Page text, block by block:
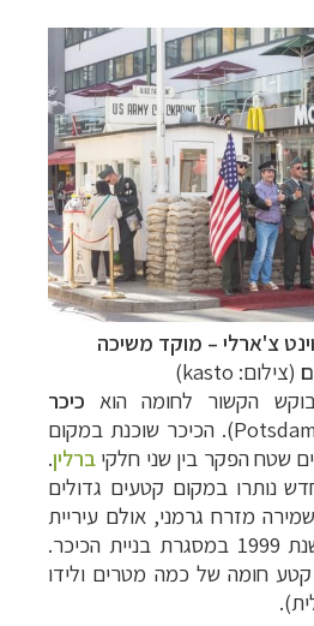
צ'ארלי – מוקד משיכה
(צילום: kasto
)
הקשור לחומה הוא כיכר
). הכיכר שוכנת במקום
ברלין.
נותרו במקום קטעים גדולים
מזרח גרמני, אולם עיריית
ברלין הרסה אותם בשנת 1999 במסגרת בניית הכיכר.
חומה של כמה מטרים ולידו